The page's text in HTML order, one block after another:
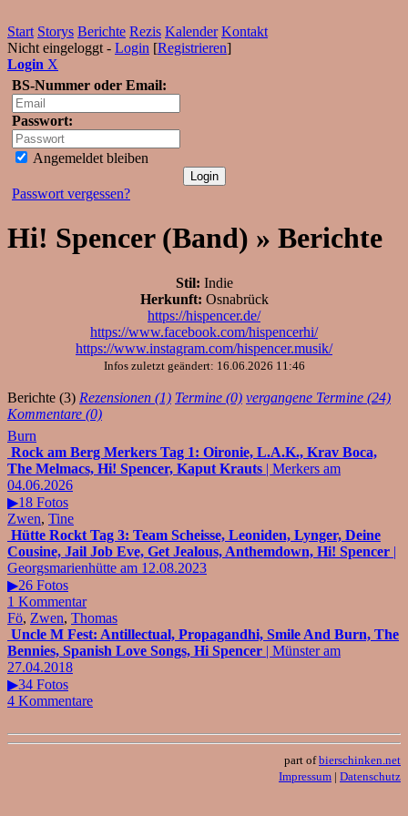
Start Storys Berichte Rezis Kalender Kontakt
Nicht eingeloggt - Login [Registrieren]
Login X
BS-Nummer oder Email:
Passwort:
Angemeldet bleiben
Passwort vergessen?
Hi! Spencer (Band) » Berichte
Stil: Indie
Herkunft: Osnabrück
https://hispencer.de/
https://www.facebook.com/hispencerhi/
https://www.instagram.com/hispencer.musik/
Infos zuletzt geändert: 16.06.2026 11:46
Berichte (3) Rezensionen (1) Termine (0) vergangene Termine (24)
Kommentare (0)
Burn
Rock am Berg Merkers Tag 1: Oironie, L.A.K., Krav Boca,
The Melmacs, Hi! Spencer, Kaput Krauts | Merkers am
04.06.2026
▶18 Fotos
Zwen, Tine
Hütte Rockt Tag 3: Team Scheisse, Leoniden, Lynger, Deine
Cousine, Jail Job Eve, Get Jealous, Anthemdown, Hi! Spencer |
Georgsmarienhütte am 12.08.2023
▶26 Fotos
1 Kommentar
Fö, Zwen, Thomas
Uncle M Fest: Antillectual, Propagandhi, Smile And Burn, The
Bennies, Spanish Love Songs, Hi Spencer | Münster am
27.04.2018
▶34 Fotos
4 Kommentare
part ofbierschinken.net
Impressum | Datenschutz